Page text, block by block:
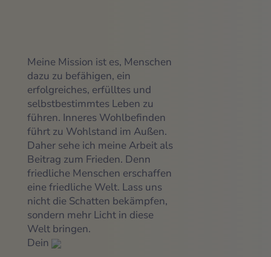
Meine Mission ist es, Menschen
dazu zu befähigen, ein
erfolgreiches, erfülltes und
selbstbestimmtes Leben zu
führen. Inneres Wohlbefinden
führt zu Wohlstand im Außen.
Daher sehe ich meine Arbeit als
Beitrag zum Frieden. Denn
friedliche Menschen erschaffen
eine friedliche Welt. Lass uns
nicht die Schatten bekämpfen,
sondern mehr Licht in diese
Welt bringen.
Dein